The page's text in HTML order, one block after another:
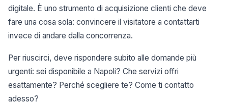
digitale. È uno strumento di acquisizione clienti che deve
fare una cosa sola: convincere il visitatore a contattarti
invece di andare dalla concorrenza.
Per riuscirci, deve rispondere subito alle domande più
urgenti: sei disponibile a Napoli? Che servizi offri
esattamente? Perché scegliere te? Come ti contatto
adesso?